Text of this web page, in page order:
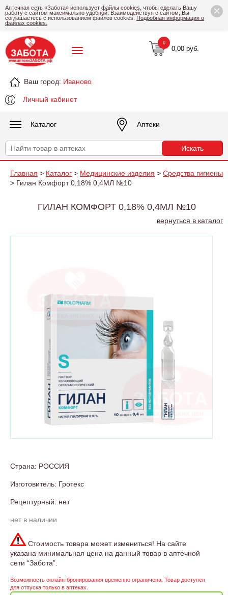
×
Аптечная сеть «Забота» использует файлы cookies, чтобы сделать Вашу
работу с сайтом максимально удобной. Взаимодействуя с сайтом, Вы
соглашаетесь с использованием файлов cookies. Подробная информация о
файлах cookies.
Ваш город: Иваново
Личный кабинет
0,00 руб.
0
Каталог Аптеки
Главная > Каталог > Медицинские изделия > Средства гигиены
> Гилан Комфорт 0,18% 0,4МЛ №10
ГИЛАН КОМФОРТ 0,18% 0,4МЛ №10
вернуться в каталог
Страна: РОССИЯ
Изготовитель: Гротекс
Рецептурный: нет
нет в наличии
Стоимость товара может измениться! На сайте
указана минимальная цена на данный товар в аптечной
сети “Забота”.
Возможность онлайн-бронирования временно ограничена. Товар доступен
для отпуска только в аптеках.